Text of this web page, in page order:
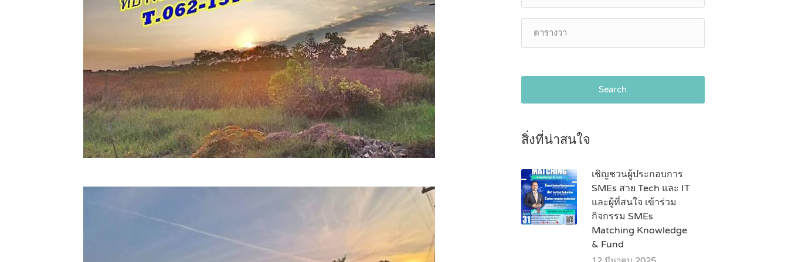
Search
สิ่งที่น่าสนใจ
เชิญชวนผู้ประกอบการ
SMEs สาย Tech และ IT
และผู้ที่สนใจ เข้าร่วม
กิจกรรม SMEs
Matching Knowledge
& Fund